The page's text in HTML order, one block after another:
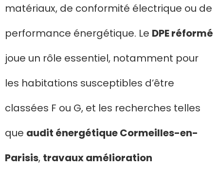
matériaux, de conformité électrique ou de
performance énergétique. Le DPE réformé
joue un rôle essentiel, notamment pour
les habitations susceptibles d’être
classées F ou G, et les recherches telles
que audit énergétique Cormeilles-en-
Parisis, travaux amélioration